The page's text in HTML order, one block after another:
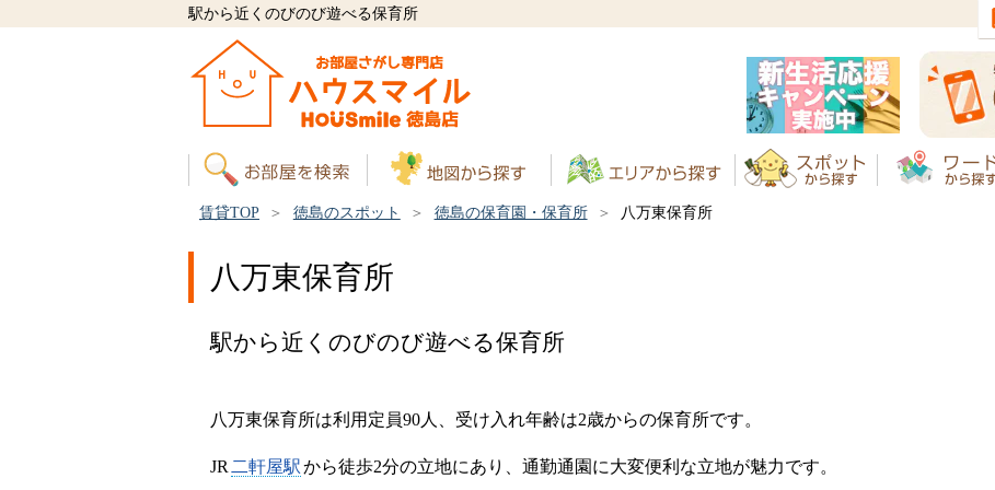
駅から近くのびのび遊べる保育所
賃貸TOP 徳島のスポット 徳島の保育園・保育所 八万東保育所
八万東保育所
駅から近くのびのび遊べる保育所
八万東保育所は利用定員90人、受け入れ年齢は2歳からの保育所です。
JR 二軒屋駅から徒歩2分の立地にあり、通勤通園に大変便利な立地が魅力です。